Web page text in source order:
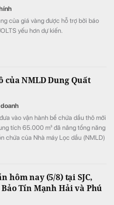
của giá vàng được hỗ trợ bởi báo
yếu hơn dự kiến.
NMLD Dung Quất
vào vận hành bể chứa dầu thô mới
tích 65.000 m³ đã nâng tổng năng
chứa của Nhà máy Lọc dầu (NMLD)
thô của NMLD Dung Quất mà
cao khả năng chủ động nguồn
hôm nay (5/8) tại SJC,
Tín Mạnh Hải và Phú